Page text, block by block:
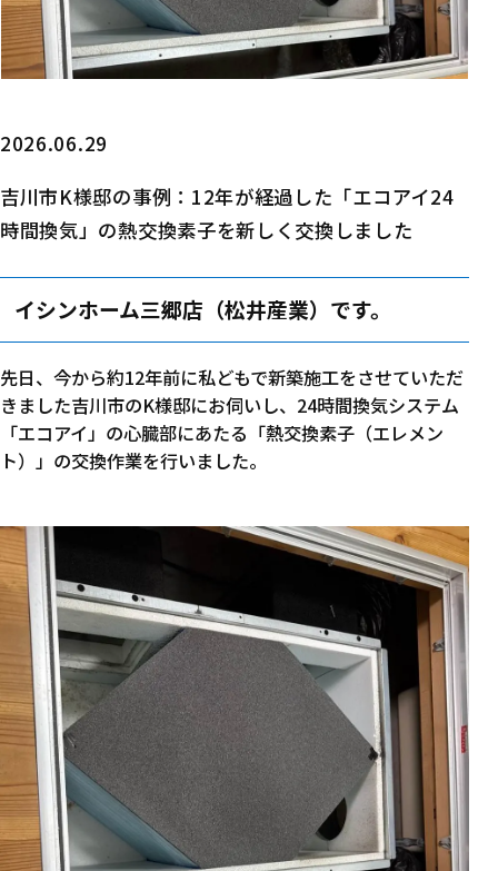
2026.06.29
吉川市K様邸の事例：12年が経過した「エコアイ24
時間換気」の熱交換素子を新しく交換しました
イシンホーム三郷店（松井産業）です。
先日、今から約12年前に私どもで新築施工をさせていただ
きました吉川市のK様邸にお伺いし、24時間換気システム
「エコアイ」の心臓部にあたる「熱交換素子（エレメン
ト）」の交換作業を行いました。